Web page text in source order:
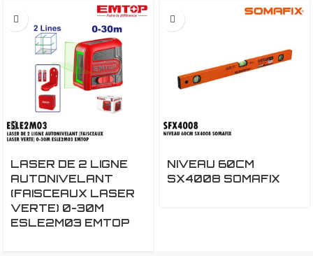
LASER DE 2 LIGNE
AUTONIVELANT
(FAISCEAUX LASER
VERTE) 0-30M
ESLE2M03 EMTOP
NIVEAU 60CM
SX4008 SOMAFIX